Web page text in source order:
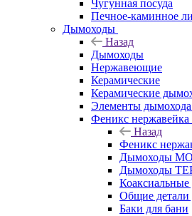
Чугунная посуда
Печное-каминное
Дымоходы
Назад
Дымоходы
Нержавеющие
Керамические
Керамические
Элементы
Феникс нержавейка
Назад
Феникс
Дымоходы
Дымоходы
Общие детали
Баки для бани